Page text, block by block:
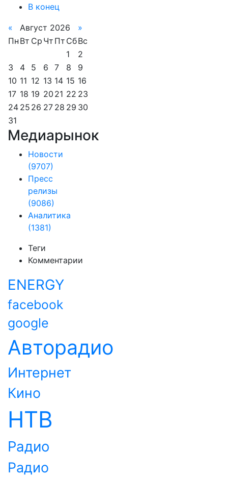
В конец
« Август 2026
»
Пн Вт Ср Чт Пт СбВс
1
2
3
4 5 6 7 8
9
10 11 12 13 14 15 16
17 18 19 20 21 22 23
24 25 26 27 28 29 30
31
Медиарынок
Новости
(9707)
Пресс
релизы
(9086)
Аналитика
(1381)
Теги
Комментарии
ENERGY
facebook
google
Авторадио
Интернет
Кино
НТВ
Радио
Радио